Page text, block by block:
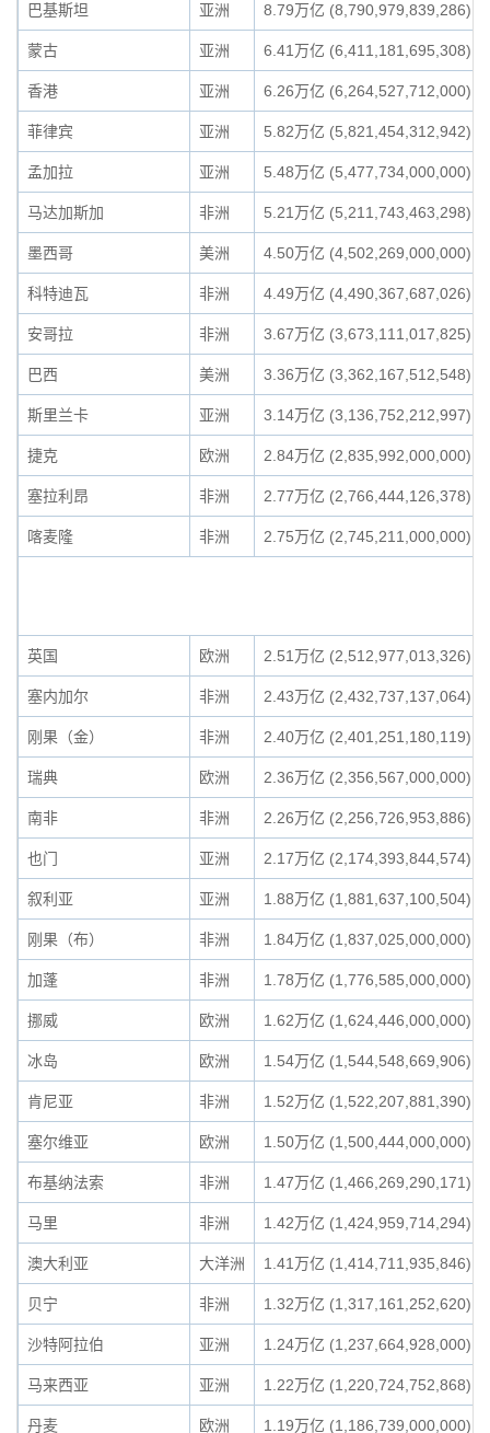
巴基斯坦 亚洲 8.79万亿 (8,790,979,839,286)
蒙古 亚洲 6.41万亿 (6,411,181,695,308)
香港 亚洲 6.26万亿 (6,264,527,712,000)
菲律宾 亚洲 5.82万亿 (5,821,454,312,942)
孟加拉 亚洲 5.48万亿 (5,477,734,000,000)
马达加斯加 非洲 5.21万亿 (5,211,743,463,298)
墨西哥 美洲 4.50万亿 (4,502,269,000,000)
科特迪瓦 非洲 4.49万亿 (4,490,367,687,026)
安哥拉 非洲 3.67万亿 (3,673,111,017,825)
巴西 美洲 3.36万亿 (3,362,167,512,548)
斯里兰卡 亚洲 3.14万亿 (3,136,752,212,997)
捷克 欧洲 2.84万亿 (2,835,992,000,000)
塞拉利昂 非洲 2.77万亿 (2,766,444,126,378)
喀麦隆 非洲 2.75万亿 (2,745,211,000,000)
英国 欧洲 2.51万亿 (2,512,977,013,326)
塞内加尔 非洲 2.43万亿 (2,432,737,137,064)
刚果（金） 非洲 2.40万亿 (2,401,251,180,119)
瑞典 欧洲 2.36万亿 (2,356,567,000,000)
南非 非洲 2.26万亿 (2,256,726,953,886)
也门 亚洲 2.17万亿 (2,174,393,844,574)
叙利亚 亚洲 1.88万亿 (1,881,637,100,504)
刚果（布） 非洲 1.84万亿 (1,837,025,000,000)
加蓬 非洲 1.78万亿 (1,776,585,000,000)
挪威 欧洲 1.62万亿 (1,624,446,000,000)
冰岛 欧洲 1.54万亿 (1,544,548,669,906)
肯尼亚 非洲 1.52万亿 (1,522,207,881,390)
塞尔维亚 欧洲 1.50万亿 (1,500,444,000,000)
布基纳法索 非洲 1.47万亿 (1,466,269,290,171)
马里 非洲 1.42万亿 (1,424,959,714,294)
澳大利亚 大洋洲 1.41万亿 (1,414,711,935,846)
贝宁 非洲 1.32万亿 (1,317,161,252,620)
沙特阿拉伯 亚洲 1.24万亿 (1,237,664,928,000)
马来西亚 亚洲 1.22万亿 (1,220,724,752,868)
丹麦 欧洲 1.19万亿 (1,186,739,000,000)